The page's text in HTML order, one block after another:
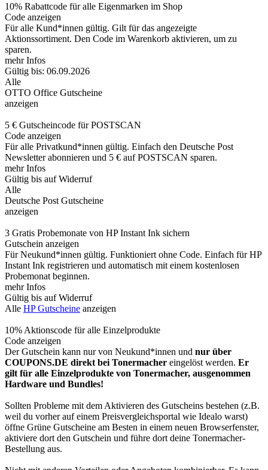
10% Rabattcode für alle Eigenmarken im Shop
Code anzeigen
Für alle Kund*innen gültig. Gilt für das angezeigte
Aktionssortiment. Den Code im Warenkorb aktivieren, um zu
sparen.
mehr Infos
Gültig bis: 06.09.2026
Alle
OTTO Office Gutscheine
anzeigen
5 € Gutscheincode für POSTSCAN
Code anzeigen
Für alle Privatkund*innen gültig. Einfach den Deutsche Post
Newsletter abonnieren und 5 € auf POSTSCAN sparen.
mehr Infos
Gültig bis auf Widerruf
Alle
Deutsche Post Gutscheine
anzeigen
3 Gratis Probemonate von HP Instant Ink sichern
Gutschein anzeigen
Für Neukund*innen gültig. Funktioniert ohne Code. Einfach für HP
Instant Ink registrieren und automatisch mit einem kostenlosen
Probemonat beginnen.
mehr Infos
Gültig bis auf Widerruf
Alle HP Gutscheine anzeigen
10% Aktionscode für alle Einzelprodukte
Code anzeigen
Der Gutschein kann nur von Neukund*innen und nur über
COUPONS.DE direkt bei Tonermacher eingelöst werden. Er
gilt für alle Einzelprodukte von Tonermacher, ausgenommen
Hardware und Bundles!
Sollten Probleme mit dem Aktivieren des Gutscheins bestehen (z.B.
weil du vorher auf einem Preisvergleichsportal wie Idealo warst)
öffne Grüne Gutscheine am Besten in einem neuen Browserfenster,
aktiviere dort den Gutschein und führe dort deine Tonermacher-
Bestellung aus.